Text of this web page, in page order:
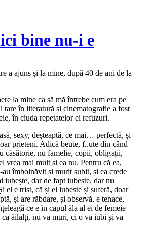
bine nu-i e
a ajuns și la mine, după 40 de ani de la
la mine ca să mă întrebe cum era pe
tare în literatură și cinematografie a fost
în ciuda repetatelor ei refuzuri.
sexy, deșteaptă, ce mai… perfectă, și
prieteni. Adică beute, f..ute din când
căsătorie, nu famelie, copii, obligații,
vrea mai mult și ea nu. Pentru că ea,
îmbolnăvit și murit subit, și ea crede
iubește, dar de fapt iubește, dar nu
el e trist, că și el iubește și suferă, doar
și are răbdare, și observă, e tenace,
ce e în capul ăla al ei de femeie
ca ăilalți, nu va muri, ci o va iubi și va